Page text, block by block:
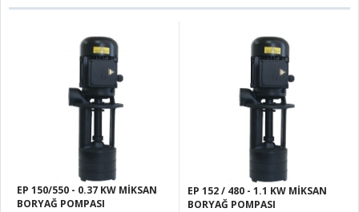
EP 150/550 - 0.37 KW MİKSAN
BORYAĞ POMPASI
EP 152 / 480 - 1.1 KW MİKSAN
BORYAĞ POMPASI